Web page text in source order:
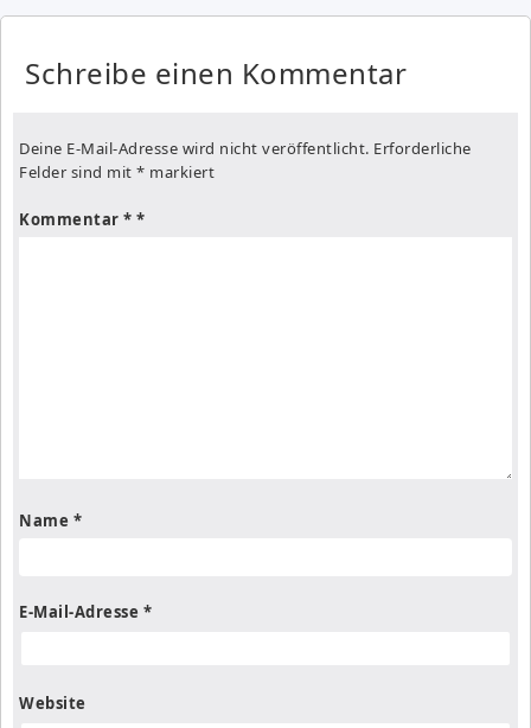
Schreibe einen Kommentar
Deine E-Mail-Adresse wird nicht veröffentlicht. Erforderliche
Felder sind mit * markiert
Kommentar *
Name *
E-Mail-Adresse *
Website